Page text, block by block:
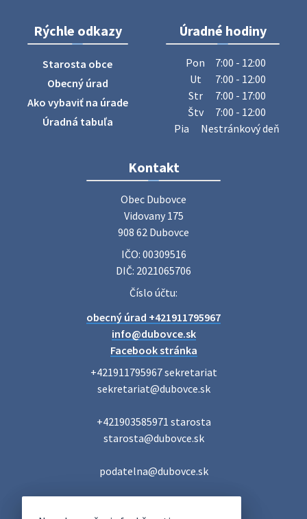
ZBER ŽELEZA
Obecný úrad oznamuje občanom, že v stredu 29. júla 2026
sa v našej obci uskutoční zber železa. Pracovníci Obecného
úradu budú od 8.00 hod. prechádzať obcou a zbierať
železný odpad …
27. júla 2026 06:31
Zájazd do Veľkého Medera
Základná organizácia Únie žien Slovenska Dubovce
srdečne pozýva svoje členky, ich rodinných príslušníkov aj
priateľov na jednodňový zájazd na termálne kúpalisko
Poradne komplexnej pomoci
diskrétne komplexné odborné poradenstvo. Tím
odborníkov Vám pomôžte nájsť riešenie v piatich kľúčových
oblastiach: právo rodina a v…
Voľby do orgánov samosprávnych krajov 2026 V obci
miestnosti je na adrese: Vidovany 175, 908 62 Dubovce –
22. júla 2026 07:23
Rýchle odkazy
Starosta obce
Obecný úrad
Ako vybaviť na úrade
Úradná tabuľa
Úradné hodiny
Pon
7:00 - 12:00
Ut
7:00 - 12:00
Str
7:00 - 17:00
Štv
7:00 - 12:00
Pia
Nestránkový deň
Kontakt
Obec Dubovce
Vidovany 175
908 62 Dubovce
IČO: 00309516
DIČ: 2021065706
Číslo účtu:
obecný úrad +421911795967
info@dubovce.sk
Facebook stránka
+421911795967 sekretariat
sekretariat@dubovce.sk
+421903585971 starosta
starosta@dubovce.sk
podatelna@dubovce.sk